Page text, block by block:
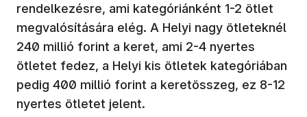
rendelkezésre, ami kategóriánként 1-2 ötlet
megvalósítására elég. A Helyi nagy ötleteknél
240 millió forint a keret, ami 2-4 nyertes
ötletet fedez, a Helyi kis ötletek kategóriában
pedig 400 millió forint a keretösszeg, ez 8-12
nyertes ötletet jelent.